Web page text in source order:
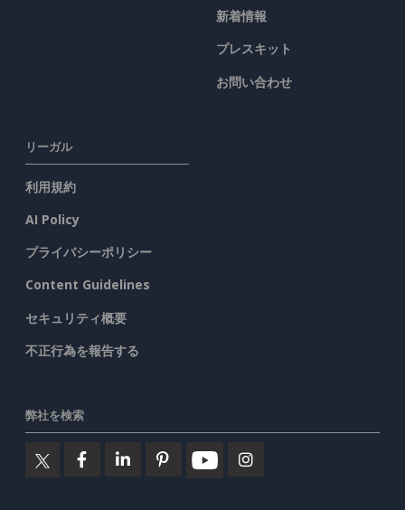
新着情報
プレスキット
お問い合わせ
リーガル
利用規約
AI Policy
プライバシーポリシー
Content Guidelines
セキュリティ概要
不正行為を報告する
弊社を検索